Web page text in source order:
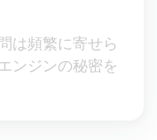
は頻繁に寄せら
ンジンの秘密を